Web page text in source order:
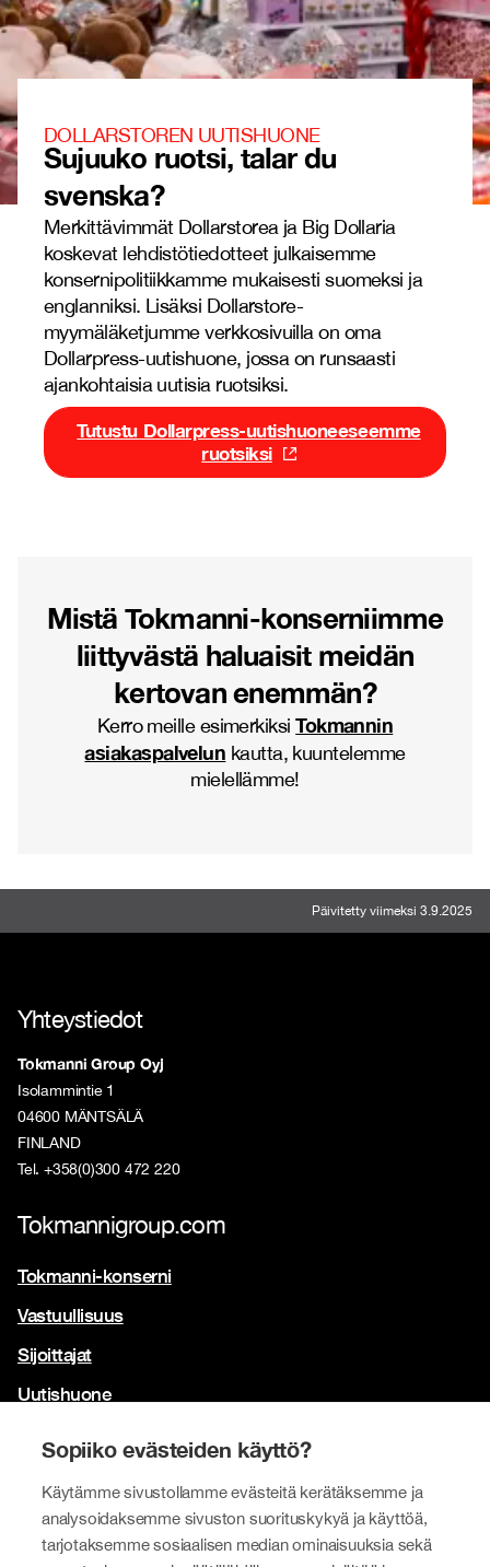
Sopiiko evästeiden käyttö?
Käytämme sivustollamme evästeitä kerätäksemme ja
analysoidaksemme sivuston suorituskykyä ja käyttöä,
tarjotaksemme sosiaalisen median ominaisuuksia sekä
DOLLARSTOREN UUTISHUONE
Sujuuko ruotsi, talar du
svenska?
Merkittävimmät Dollarstorea ja Big Dollaria
koskevat lehdistötiedotteet julkaisemme
konsernipolitiikkamme mukaisesti suomeksi ja
englanniksi. Lisäksi Dollarstore-
myymäläketjumme verkkosivuilla on oma
Dollarpress-uutishuone, jossa on runsaasti
ajankohtaisia uutisia ruotsiksi.
Tutustu Dollarpress-uutishuoneeseemme
ruotsiksi
Mistä Tokmanni-konserniimme
liittyvästä haluaisit meidän
kertovan enemmän?
Kerro meille esimerkiksiTokmannin
asiakaspalvelun kautta, kuuntelemme
mielellämme!
Päivitetty viimeksi 3.9.2025
Yhteystiedot
Tokmanni Group Oyj
Isolammintie 1
04600 MÄNTSÄLÄ
FINLAND
Tel. +358(0)300 472 220
Tokmannigroup.com
Tokmanni-konserni
Vastuullisuus
Sijoittajat
Uutishuone
Brändimme
Tokmanni
SPAR Suomi